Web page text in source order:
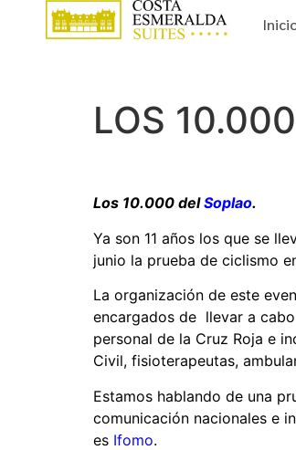
LOS
Los 10.000 delSoplao.
Ya son 11 años los que se
junio la prueba de ciclismo
La organización de este
encargados de llevar a
personal de la Cruz Roja e
Civil, fisioterapeutas,
Estamos hablando de una
comunicación nacionales e
es Ifomo.